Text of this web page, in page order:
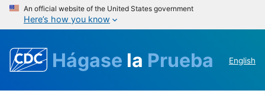
An official website of the United States government
Here’s how you know
Hágase la Prueba English